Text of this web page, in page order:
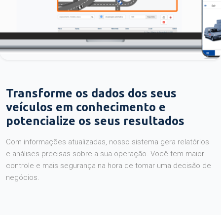
Transforme os dados dos seus
veículos em conhecimento e
potencialize os seus resultados
Com informações atualizadas, nosso sistema gera relatórios
e análises precisas sobre a sua operação. Você tem maior
controle e mais segurança na hora de tomar uma decisão de
negócios.